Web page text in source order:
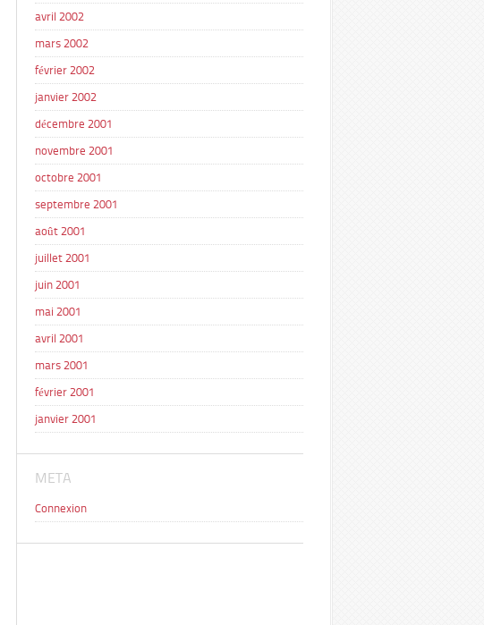
avril 2002
mars 2002
février 2002
janvier 2002
décembre 2001
novembre 2001
octobre 2001
septembre 2001
août 2001
juillet 2001
juin 2001
mai 2001
avril 2001
mars 2001
février 2001
janvier 2001
META
Connexion